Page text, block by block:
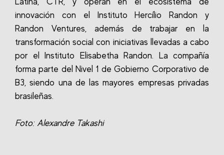
innovación con el Instituto Hercílio Randon y
Randon Ventures, además de trabajar en la
transformación social con iniciativas llevadas a cabo
por el Instituto Elisabetha Randon. La compañía
forma parte del Nivel 1 de Gobierno Corporativo de
B3, siendo una de las mayores empresas privadas
brasileñas.
Foto: Alexandre Takashi